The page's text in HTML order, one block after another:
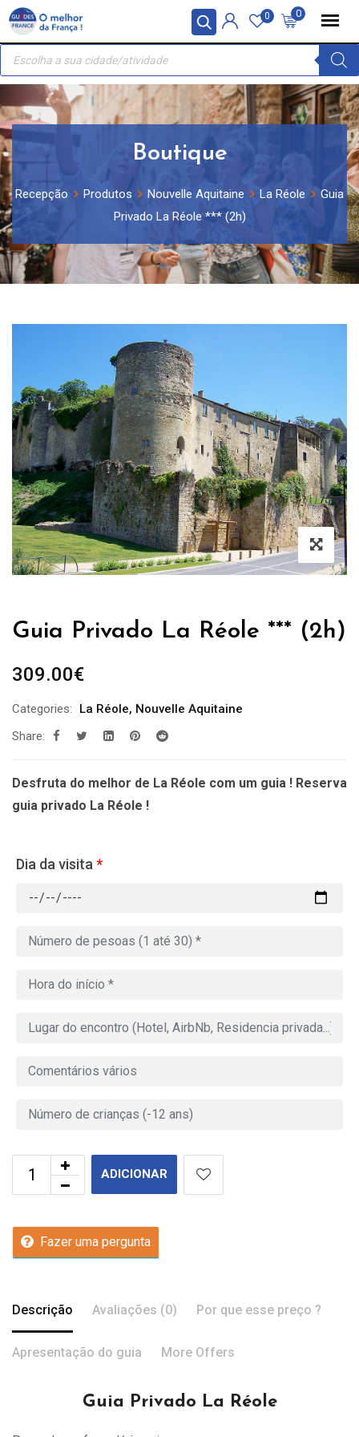
Painel de Gerenciamento de Cookies
Skip
content
0
0
Recherche
produits
Boutique
Recepção Produtos Nouvelle Aquitaine La Réole
Guia
Privado La Réole *** (2h)
Guia Privado La Réole *** (2h)
309.00€
Categories: La Réole, Nouvelle Aquitaine
Share:
Desfruta do melhor de La Réole com um guia ! Reserva
guia privado La Réole !
Dia da visita *
ADICIONAR
Fazer uma pergunta
Descrição Avaliações (0) Por que esse preço ?
Apresentação do guia More Offers
Guia Privado La Réole